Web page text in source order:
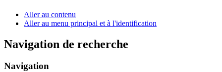
Aller au contenu
Aller au menu principal et à l'identification
Navigation de recherche
Navigation